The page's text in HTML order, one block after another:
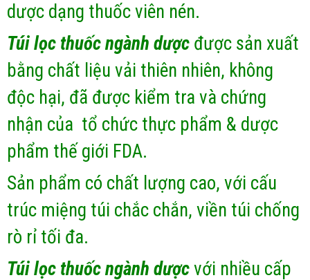
dược dạng thuốc viên nén.
Túi lọc thuốc ngành dược được sản xuất
bằng chất liệu vải thiên nhiên, không
độc hại, đã được kiểm tra và chứng
nhận của tổ chức thực phẩm & dược
phẩm thế giới FDA.
Sản phẩm có chất lượng cao, với cấu
trúc miệng túi chắc chắn, viền túi chống
rò rỉ tối đa.
Túi lọc thuốc ngành dượcvới nhiều cấp